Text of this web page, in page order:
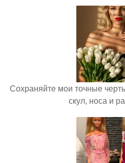
Сохраняйте мои точные
скул, носа и